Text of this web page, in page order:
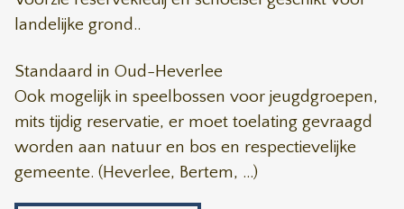
landelijke grond..
Standaard in Oud-Heverlee
Ook mogelijk in speelbossen voor jeugdgroepen,
mits tijdig reservatie, er moet toelating gevraagd
worden aan natuur en bos en respectievelijke
gemeente. (Heverlee, Bertem, ...)